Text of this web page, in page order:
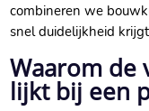
combineren we
snel duidelijkheid
Waarom de
lijkt bij een